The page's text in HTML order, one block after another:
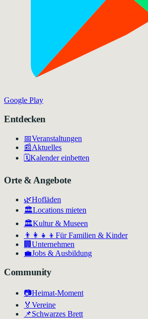
Google Play
Entdecken
📅Veranstaltungen
📰Aktuelles
🗓️Kalender einbetten
Orte & Angebote
🌿Hofläden
🏛️Locations mieten
🏛Kultur & Museen
👨‍👩‍👧‍👦 Für Familien & Kinder
🏢 Unternehmen
💼Jobs & Ausbildung
Community
📷Heimat-Moment
🏅 Vereine
📌Schwarzes Brett